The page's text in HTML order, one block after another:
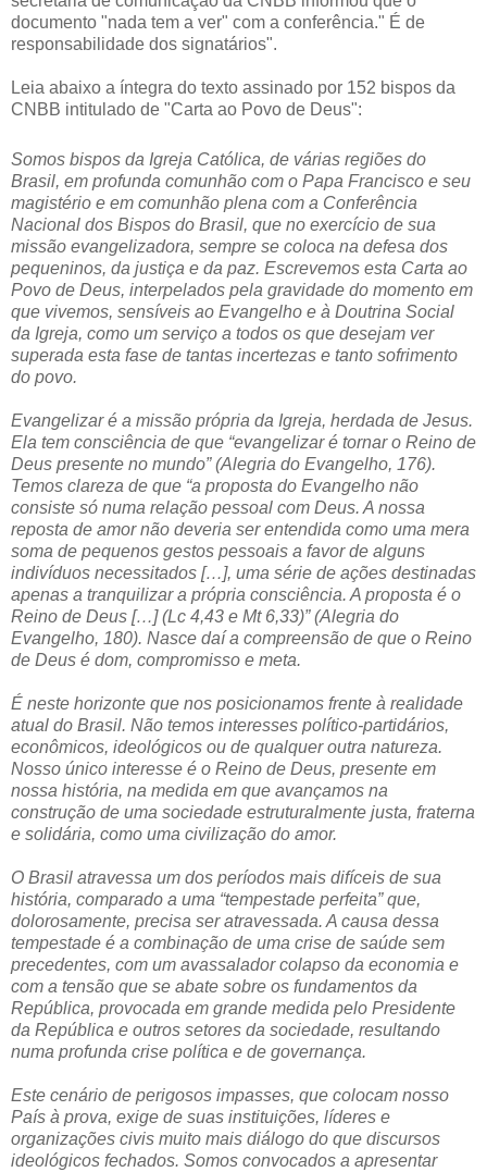
documento "nada tem a ver" com a conferência." É de
responsabilidade dos signatários".
Leia abaixo a íntegra do texto assinado por 152 bispos da
CNBB intitulado de "Carta ao Povo de Deus":
Somos bispos da Igreja Católica, de várias regiões do
Brasil, em profunda comunhão com o Papa Francisco e seu
magistério e em comunhão plena com a Conferência
Nacional dos Bispos do Brasil, que no exercício de sua
missão evangelizadora, sempre se coloca na defesa dos
pequeninos, da justiça e da paz. Escrevemos esta Carta ao
Povo de Deus, interpelados pela gravidade do momento em
que vivemos, sensíveis ao Evangelho e à Doutrina Social
da Igreja, como um serviço a todos os que desejam ver
superada esta fase de tantas incertezas e tanto sofrimento
do povo.
Evangelizar é a missão própria da Igreja, herdada de Jesus.
Ela tem consciência de que “evangelizar é tornar o Reino de
Deus presente no mundo” (Alegria do Evangelho, 176).
Temos clareza de que “a proposta do Evangelho não
consiste só numa relação pessoal com Deus. A nossa
reposta de amor não deveria ser entendida como uma mera
soma de pequenos gestos pessoais a favor de alguns
indivíduos necessitados […], uma série de ações destinadas
apenas a tranquilizar a própria consciência. A proposta é o
Reino de Deus […] (Lc 4,43 e Mt 6,33)” (Alegria do
Evangelho, 180). Nasce daí a compreensão de que o Reino
de Deus é dom, compromisso e meta.
É neste horizonte que nos posicionamos frente à realidade
atual do Brasil. Não temos interesses político-partidários,
econômicos, ideológicos ou de qualquer outra natureza.
Nosso único interesse é o Reino de Deus, presente em
nossa história, na medida em que avançamos na
construção de uma sociedade estruturalmente justa, fraterna
e solidária, como uma civilização do amor.
O Brasil atravessa um dos períodos mais difíceis de sua
história, comparado a uma “tempestade perfeita” que,
dolorosamente, precisa ser atravessada. A causa dessa
tempestade é a combinação de uma crise de saúde sem
precedentes, com um avassalador colapso da economia e
com a tensão que se abate sobre os fundamentos da
República, provocada em grande medida pelo Presidente
da República e outros setores da sociedade, resultando
numa profunda crise política e de governança.
Este cenário de perigosos impasses, que colocam nosso
País à prova, exige de suas instituições, líderes e
organizações civis muito mais diálogo do que discursos
ideológicos fechados. Somos convocados a apresentar